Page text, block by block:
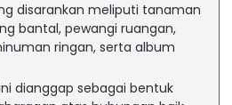
disarankan meliputi tanaman
bantal, pewangi ruangan,
ringan, serta album
dianggap sebagai bentuk